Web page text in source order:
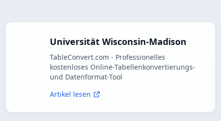
Universität Wisconsin-Madison
TableConvert.com - Professionelles
kostenloses Online-Tabellenkonvertierungs-
und Datenformat-Tool
Artikel lesen